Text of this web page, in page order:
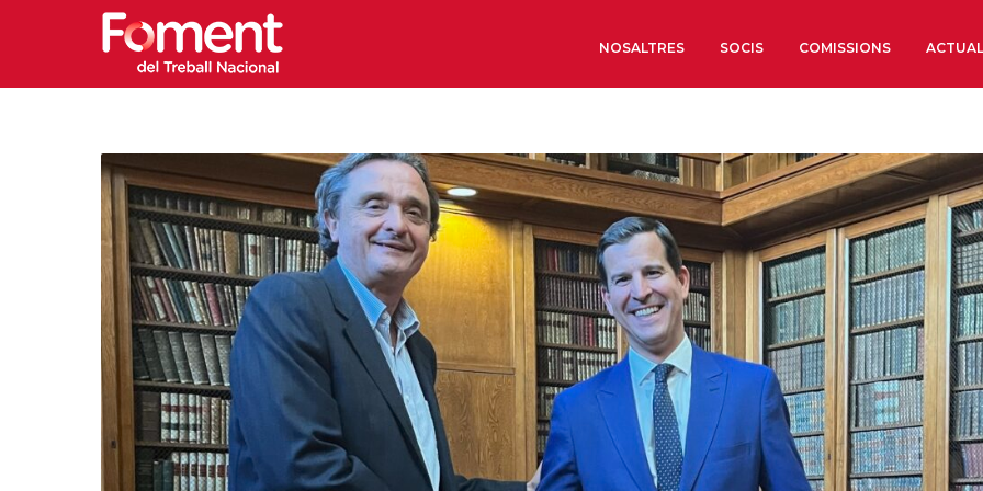
NOSALTRES
Òrgans de Govern
Òrgans Consultius
Estructura Executiva
Institut d’Estudis
Societat Barcelonesa
Econòmics i Socials
Organitzacions
Organitzacions
Coneix més
SOCIS COMISSIONS